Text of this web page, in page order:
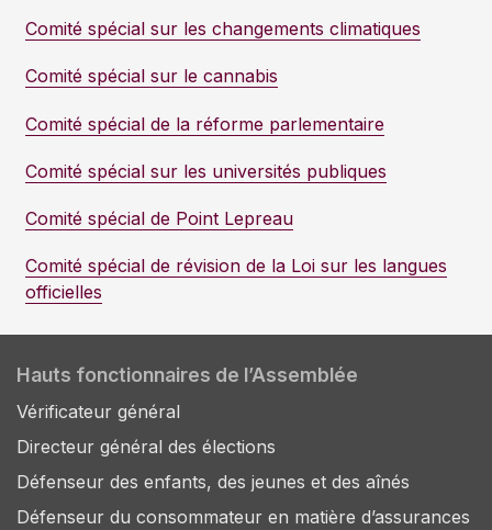
Comité spécial sur les changements climatiques
Comité spécial sur le cannabis
Comité spécial de la réforme parlementaire
Comité spécial sur les universités publiques
Comité spécial de Point Lepreau
Comité spécial de révision de la Loi sur les langues
officielles
Hauts fonctionnaires de l’Assemblée
Vérificateur général
Directeur général des élections
Défenseur des enfants, des jeunes et des aînés
Défenseur du consommateur en matière d’assurances